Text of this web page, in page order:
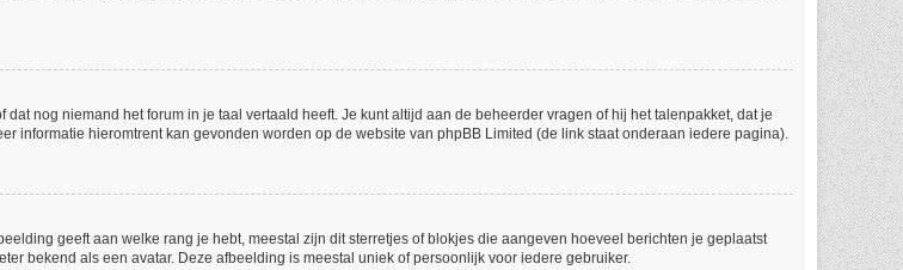
nog niemand het forum in je taal vertaald heeft. Je kunt altijd aan de beheerder vragen of hij het talenpakket, dat je
informatie hieromtrent kan gevonden worden op de website van phpBB Limited (de link staat onderaan iedere pagina).
geeft aan welke rang je hebt, meestal zijn dit sterretjes of blokjes die aangeven hoeveel berichten je geplaatst
bekend als een avatar. Deze afbeelding is meestal uniek of persoonlijk voor iedere gebruiker.